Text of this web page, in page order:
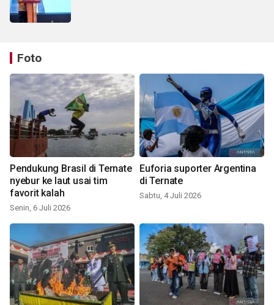
Foto
Pendukung Brasil di Ternate
nyebur ke laut usai tim
favorit kalah
Senin, 6 Juli 2026
Euforia suporter Argentina
di Ternate
Sabtu, 4 Juli 2026